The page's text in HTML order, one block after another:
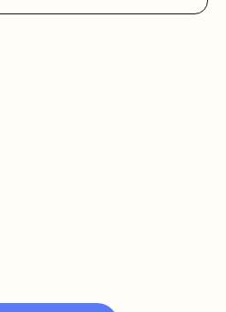
visite ?